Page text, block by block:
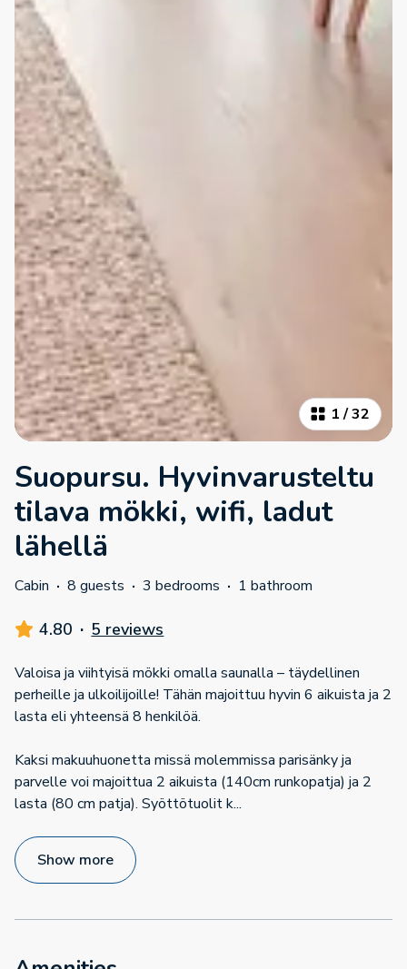
1/32
Suopursu. Hyvinvarusteltu
tilava mökki, wifi, ladut
lähellä
Cabin · 8 guests · 3 bedrooms · 1 bathroom
4.80 · 5 reviews
Valoisa ja viihtyisä mökki omalla saunalla – täydellinen
perheille ja ulkoilijoille! Tähän majoittuu hyvin 6 aikuista ja 2
lasta eli yhteensä 8 henkilöä.
Kaksi makuuhuonetta missä molemmissa parisänky ja
parvelle voi majoittua 2 aikuista (140cm runkopatja) ja 2
lasta (80 cm patja). Syöttötuolit k...
Show more